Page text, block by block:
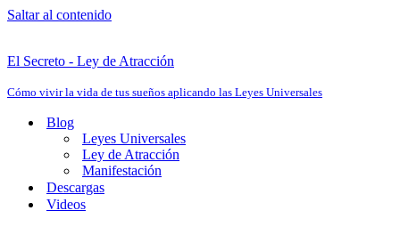
Saltar al contenido
El Secreto - Ley de Atracción
Cómo vivir la vida de tus sueños aplicando las Leyes Universales
Blog
Leyes Universales
Ley de Atracción
Manifestación
Descargas
Videos